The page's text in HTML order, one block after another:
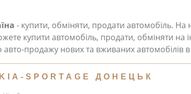
- купити, обміняти, продати автомобіль.
купити автомобіль, продати, обміняти на
продажу нових та вживаних автомобілів в
SPORTAGE ДОНЕЦЬК